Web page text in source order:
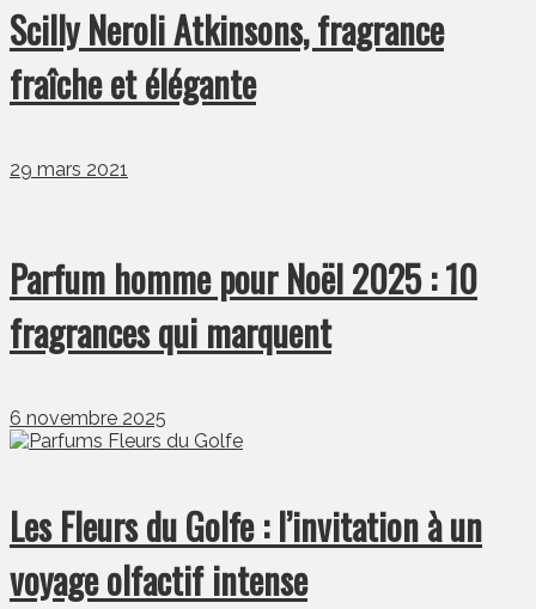
Scilly Neroli Atkinsons, fragrance
fraîche et élégante
29 mars 2021
Parfum homme pour Noël 2025 : 10
fragrances qui marquent
6 novembre 2025
Les Fleurs du Golfe : l’invitation à un
voyage olfactif intense